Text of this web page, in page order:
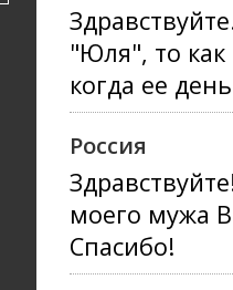
"Юля", то
когда ее
Россия
моего мужа
Спасибо!